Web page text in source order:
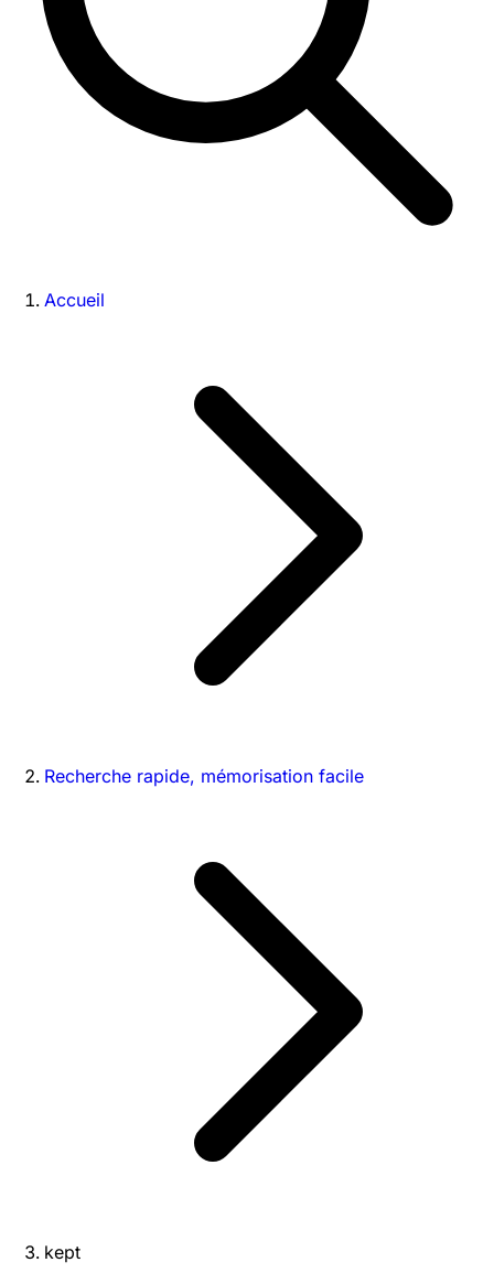
Accueil
Recherche rapide, mémorisation facile
kept